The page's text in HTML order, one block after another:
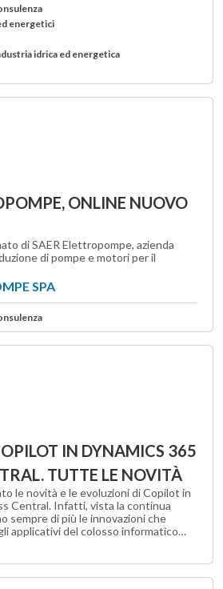
energetici
idrica ed energetica
ONLINE NUOVO
di SAER Elettropompe, azienda
di pompe e motori per il
SPA
IN DYNAMICS 365
TUTTE LE NOVITÀ
le novità e le evoluzioni di Copilot in
Central. Infatti, vista la continua
sempre di più le innovazioni che
applicativi del colosso informatico…